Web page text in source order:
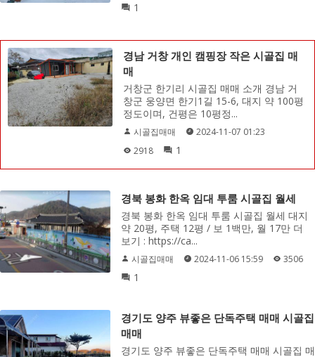
1
경남 거창 개인 캠핑장 작은 시골집 매
매
거창군 한기리 시골집 매매 소개 경남 거
창군 웅양면 한기1길 15-6, 대지 약 100평
정도이며, 건평은 10평정...
시골집매매
2024-11-07 01:23
2918
1
경북 봉화 한옥 임대 투룸 시골집 월세
경북 봉화 한옥 임대 투룸 시골집 월세 대지
약 20평, 주택 12평 / 보 1백만, 월 17만 더
보기 : https://ca...
시골집매매 2024-11-06 15:59 3506
1
경기도 양주 뷰좋은 단독주택 매매 시골집
매매
경기도 양주 뷰좋은 단독주택 매매 시골집 매